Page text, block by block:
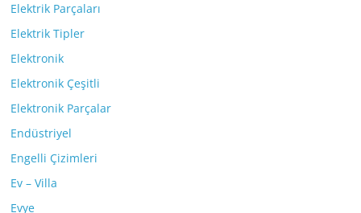
Elektrik Parçaları
Elektrik Tipler
Elektronik
Elektronik Çeşitli
Elektronik Parçalar
Endüstriyel
Engelli Çizimleri
Ev – Villa
Evye